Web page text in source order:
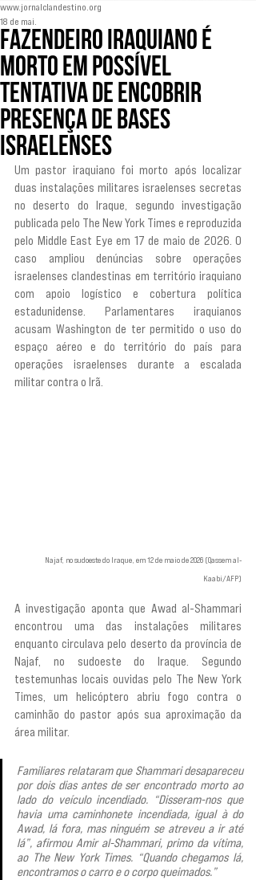
Fazendeiro iraquiano é
morto em possível
tentativa de encobrir
presença de bases
israelenses
www.jornalclandestino.org
18 de mai.
Um pastor iraquiano foi morto após localizar
duas instalações militares israelenses secretas
no deserto do Iraque, segundo investigação
publicada pelo The New York Times e reproduzida
pelo Middle East Eye em 17 de maio de 2026. O
caso ampliou denúncias sobre operações
israelenses clandestinas em território iraquiano
com apoio logístico e cobertura política
estadunidense. Parlamentares iraquianos
acusam Washington de ter permitido o uso do
espaço aéreo e do território do país para
operações israelenses durante a escalada
militar contra o Irã.
Najaf, no sudoeste do Iraque, em 12 de maio de 2026 (Qassem al-
Kaabi/AFP)
A investigação aponta que Awad al-Shammari
encontrou uma das instalações militares
enquanto circulava pelo deserto da província de
Najaf, no sudoeste do Iraque. Segundo
testemunhas locais ouvidas pelo The New York
Times, um helicóptero abriu fogo contra o
caminhão do pastor após sua aproximação da
área militar.
Familiares relataram que Shammari desapareceu
por dois dias antes de ser encontrado morto ao
lado do veículo incendiado. “Disseram-nos que
havia uma caminhonete incendiada, igual à do
Awad, lá fora, mas ninguém se atreveu a ir até
lá”, afirmou Amir al-Shammari, primo da vítima,
ao The New York Times. “Quando chegamos lá,
encontramos o carro e o corpo queimados.”